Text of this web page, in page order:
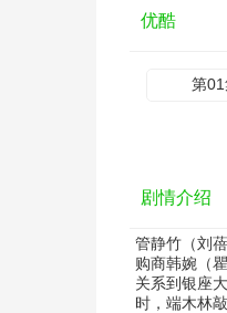
优酷
第
剧情介绍
管静竹（刘
购商韩婉（
关系到银座
时，端木林